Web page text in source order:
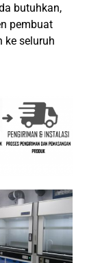
butuhkan,
pembuat
ke seluruh